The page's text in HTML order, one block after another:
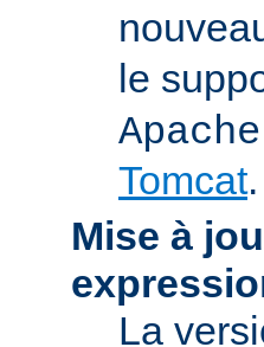
le
Tomcat.
Mise à
La